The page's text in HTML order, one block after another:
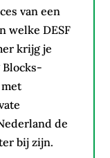
van een
welke DESF
krijg je
met
de
bij zijn.